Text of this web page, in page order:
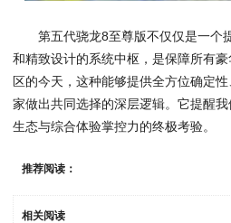
第五代骁龙8至尊版不仅仅是一个
和精致设计的系统中枢，是保障所有
区的今天，这种能够提供全方位确定
家做出共同选择的深层逻辑。它提醒
生态与综合体验掌控力的终极考验。
推荐阅读：
相关阅读